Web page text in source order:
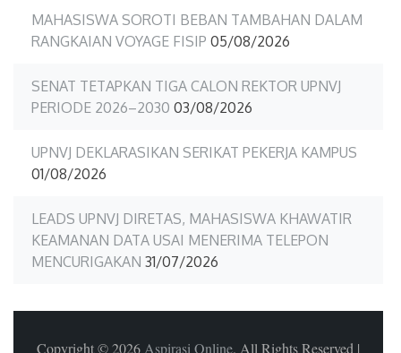
MAHASISWA SOROTI BEBAN TAMBAHAN DALAM
RANGKAIAN VOYAGE FISIP 05/08/2026
SENAT TETAPKAN TIGA CALON REKTOR UPNVJ
PERIODE 2026–2030 03/08/2026
UPNVJ DEKLARASIKAN SERIKAT PEKERJA KAMPUS
01/08/2026
LEADS UPNVJ DIRETAS, MAHASISWA KHAWATIR
KEAMANAN DATA USAI MENERIMA TELEPON
MENCURIGAKAN 31/07/2026
Copyright © 2026 Aspirasi Online. All Rights Reserved |